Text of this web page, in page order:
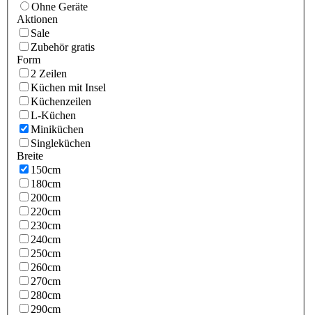
Ohne Geräte
Aktionen
Sale
Zubehör gratis
Form
2 Zeilen
Küchen mit Insel
Küchenzeilen
L-Küchen
Miniküchen
Singleküchen
Breite
150cm
180cm
200cm
220cm
230cm
240cm
250cm
260cm
270cm
280cm
290cm